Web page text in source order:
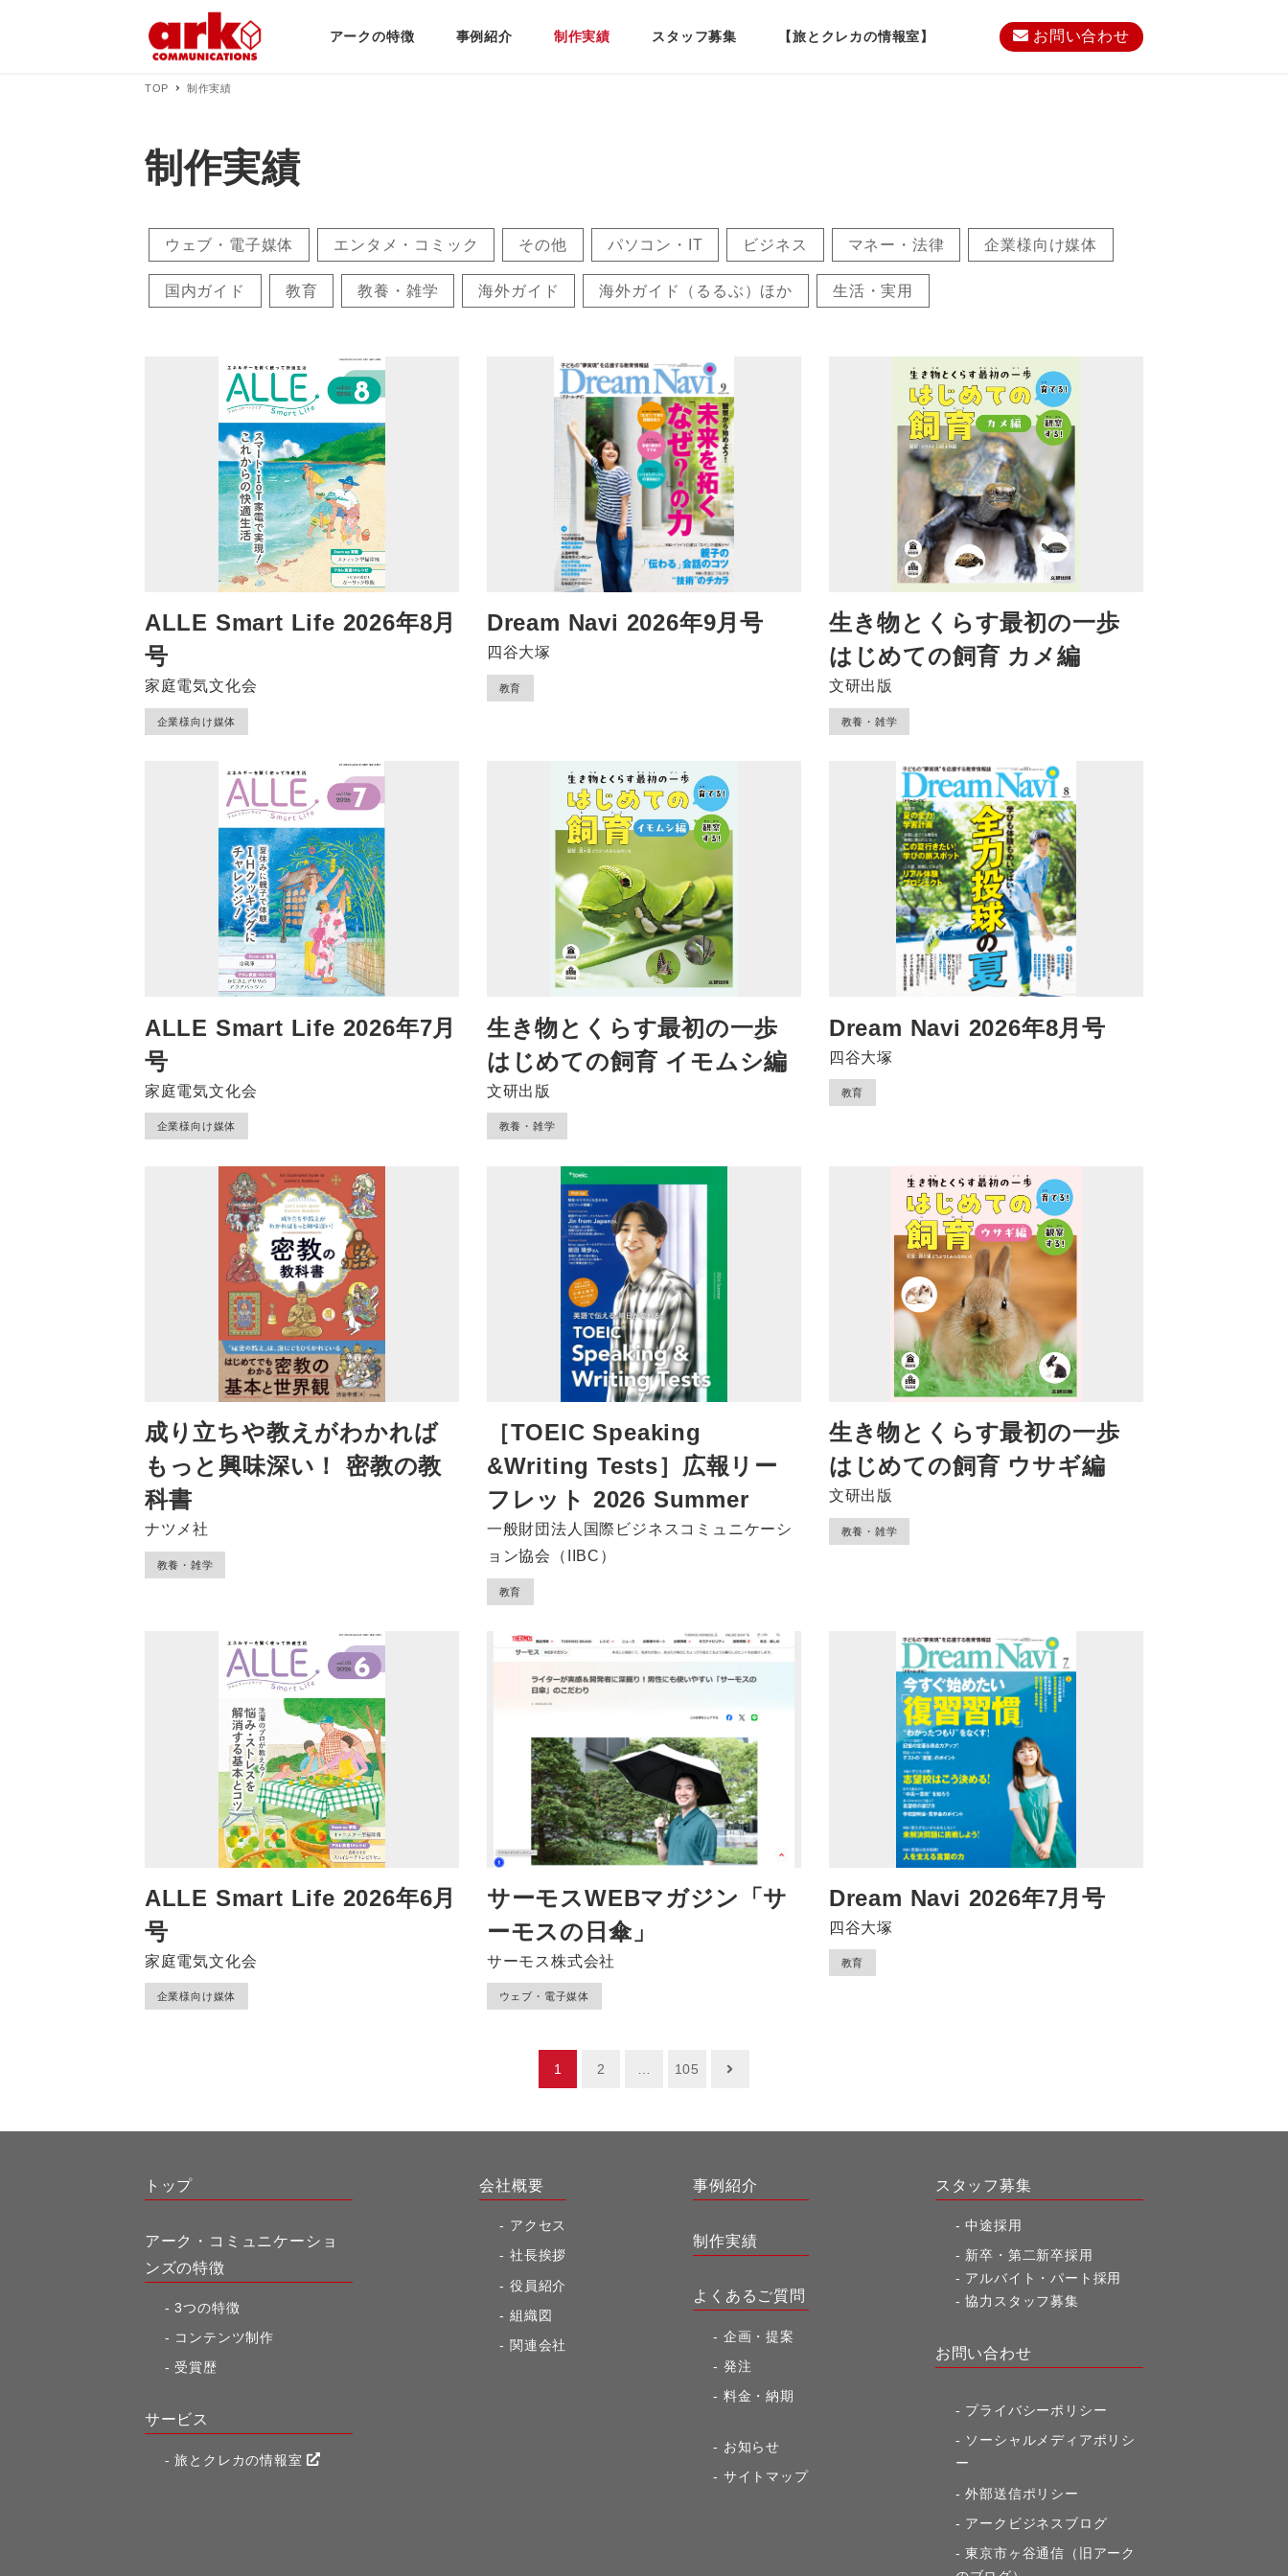
アークの特徴 事例紹介 制作実績 スタッフ募集 【旅とクレカの情報室】 お問い合わせ
TOP 制作実績
制作実績
ウェブ・電子媒体 エンタメ・コミック その他 パソコン・IT ビジネス マネー・法律 企業様向け媒体
国内ガイド 教育 教養・雑学 海外ガイド 海外ガイド（るるぶ）ほか 生活・実用
ALLE Smart Life 2026年8月
号
家庭電気文化会
企業様向け媒体
Dream Navi 2026年9月号
四谷大塚
教育
生き物とくらす最初の一歩
はじめての飼育 カメ編
文研出版
教養・雑学
ALLE Smart Life 2026年7月
号
家庭電気文化会
企業様向け媒体
生き物とくらす最初の一歩
はじめての飼育 イモムシ編
文研出版
教養・雑学
Dream Navi 2026年8月号
四谷大塚
教育
成り立ちや教えがわかれば
もっと興味深い！ 密教の教
科書
ナツメ社
教養・雑学
［TOEIC Speaking
&Writing Tests］広報リー
フレット 2026 Summer
一般財団法人国際ビジネスコミュニケーシ
ョン協会（IIBC）
教育
生き物とくらす最初の一歩
はじめての飼育 ウサギ編
文研出版
教養・雑学
ALLE Smart Life 2026年6月
号
家庭電気文化会
企業様向け媒体
サーモスWEBマガジン「サ
ーモスの日傘」
サーモス株式会社
ウェブ・電子媒体
Dream Navi 2026年7月号
四谷大塚
教育
ナ
ゲ
ー
シ
ン
1 2 … 105
トップ
アーク・コミュニケーショ
ンズの特徴
3つの特徴
コンテンツ制作
受賞歴
サービス
旅とクレカの情報室
会社概要
アクセス
社長挨拶
役員紹介
組織図
関連会社
事例紹介
制作実績
よくあるご質問
企画・提案
発注
料金・納期
お知らせ
サイトマップ
スタッフ募集
中途採用
新卒・第二新卒採用
アルバイト・パート採用
協力スタッフ募集
お問い合わせ
プライバシーポリシー
ソーシャルメディアポリシ
ー
外部送信ポリシー
アークビジネスブログ
東京市ヶ谷通信（旧アーク